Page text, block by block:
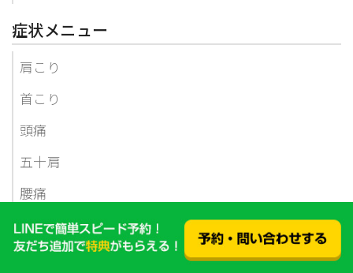
症状メニュー
肩こり
首こり
頭痛
五十肩
腰痛
ぎっくり腰
椎間板ヘルニア